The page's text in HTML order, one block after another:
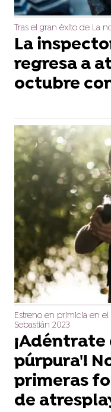
Tras el gran éxito de La
La
regresa a
octubre
Estreno en primicia en
Sebastián 2023
¡Adéntrate
púrpura'!
primeras
de